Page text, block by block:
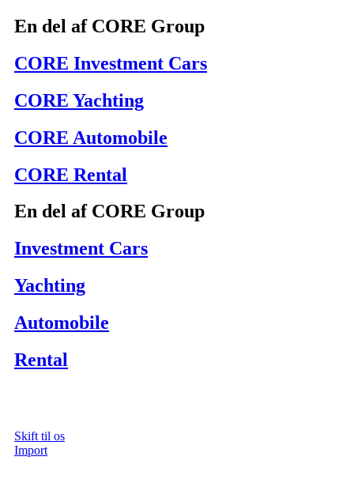
En del af CORE Group
CORE Investment Cars
CORE Yachting
CORE Automobile
CORE Rental
En del af CORE Group
Investment Cars
Yachting
Automobile
Rental
Skift til os
Import